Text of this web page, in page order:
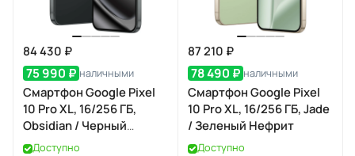
84 430 ₽
75 990 ₽ наличными
Смартфон Google Pixel
10 Pro XL, 16/256 ГБ,
Obsidian / Черный
Обсидиан
Доступно
87 210 ₽
78 490 ₽ наличными
Смартфон Google Pixel
10 Pro XL, 16/256 ГБ, Jade
/ Зеленый Нефрит
Доступно